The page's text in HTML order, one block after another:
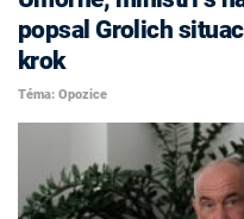
popsal Grolich
krok
Téma: Opozice